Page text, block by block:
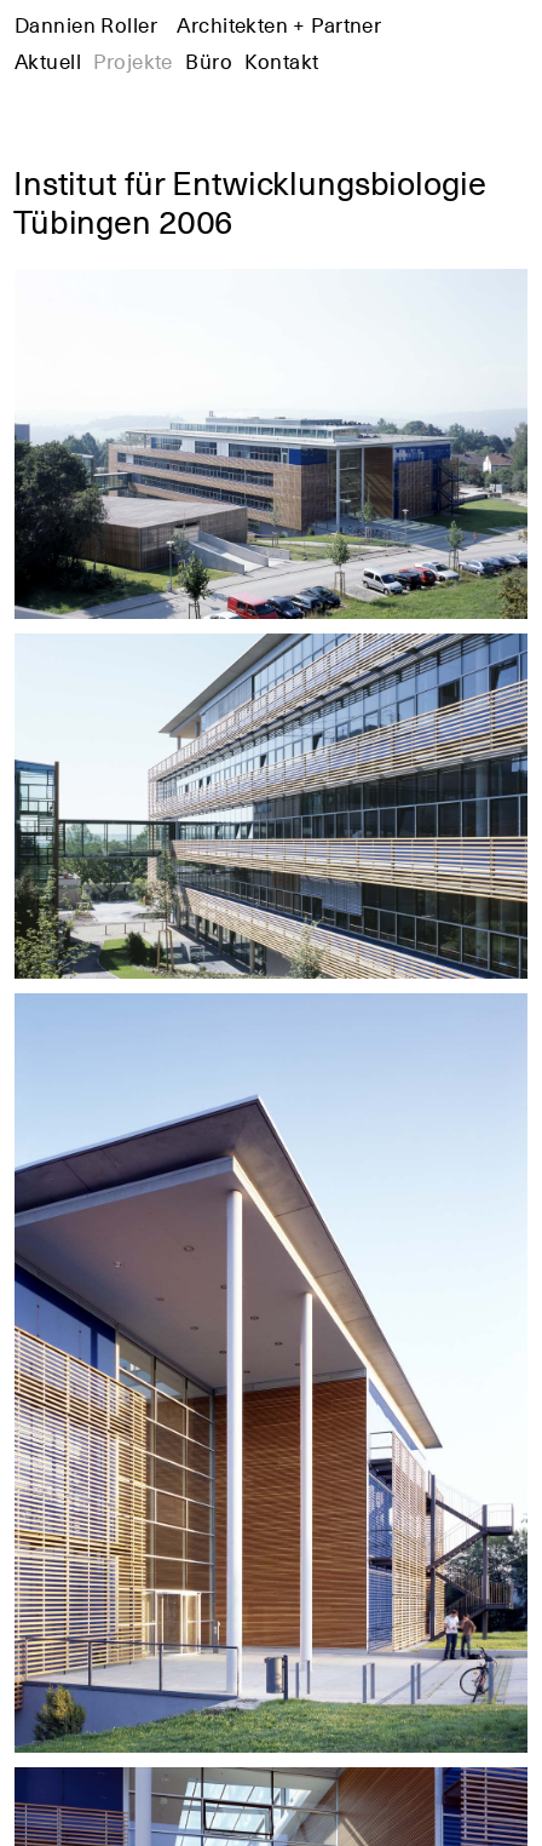
Dannien Roller
Architekten + Partner
Aktuell Projekte Büro Kontakt
Institut für Entwicklungsbiologie
Tübingen 2006
+ +
+ + +